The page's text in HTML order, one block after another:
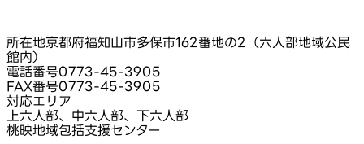
所在地京都府福知山市多保市162番地の2（六人部地域公民
館内）
電話番号0773-45-3905
FAX番号0773-45-3905
対応エリア
上六人部、中六人部、下六人部
桃映地域包括支援センター